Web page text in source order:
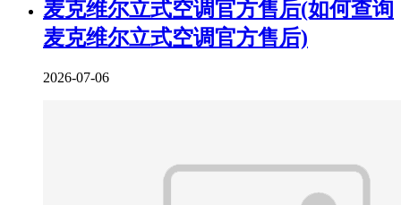
麦克维尔立式空调官方售后(如何查询
麦克维尔立式空调官方售后)
2026-07-06